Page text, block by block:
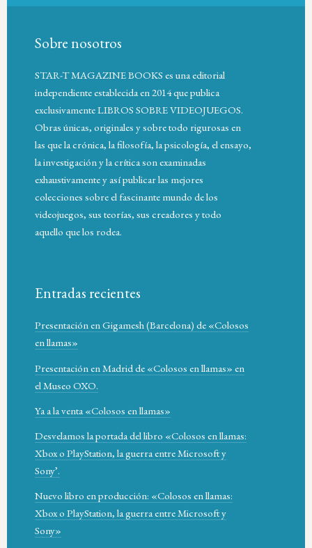
Sobre nosotros
STAR-T MAGAZINE BOOKS es una editorial
independiente establecida en 2014 que publica
exclusivamente LIBROS SOBRE VIDEOJUEGOS.
Obras únicas, originales y sobre todo rigurosas en
las que la crónica, la filosofía, la psicología, el ensayo,
la investigación y la crítica son examinadas
exhaustivamente y así publicar las mejores
colecciones sobre el fascinante mundo de los
videojuegos, sus teorías, sus creadores y todo
aquello que los rodea.
Entradas recientes
Presentación en Gigamesh (Barcelona) de «Colosos
en llamas»
Presentación en Madrid de «Colosos en llamas» en
el Museo OXO.
Ya a la venta «Colosos en llamas»
Desvelamos la portada del libro «Colosos en llamas:
Xbox o PlayStation, la guerra entre Microsoft y
Sony’.
Nuevo libro en producción: «Colosos en llamas:
Xbox o PlayStation, la guerra entre Microsoft y
Sony»